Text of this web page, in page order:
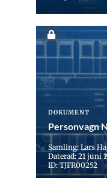
DOKUMENT
Personvagn
Samling: Lars
Daterad: 21 juni
ID: TJFR00252